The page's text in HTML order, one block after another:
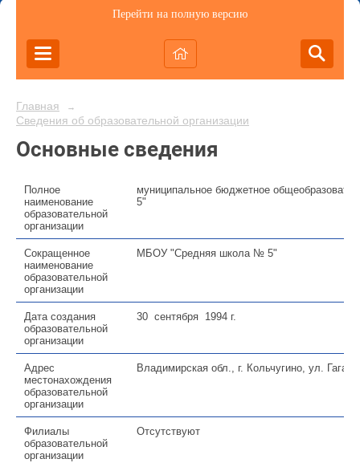
Перейти на полную версию
Главная →
Сведения об образовательной организации
Основные сведения
Полное
наименование
образовательной
организации
муниципальное бюджетное
5"
Сокращенное
наименование
образовательной
организации
МБОУ "Средняя школа № 5"
Дата создания
образовательной
организации
30 сентября 1994 г.
Адрес
местонахождения
образовательной
организации
Владимирская обл., г. Кольчугино, ул.
Филиалы
образовательной
организации
Отсутствуют